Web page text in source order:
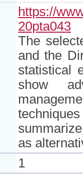
https://
20pta043
The
and the
statistical
show
as
1